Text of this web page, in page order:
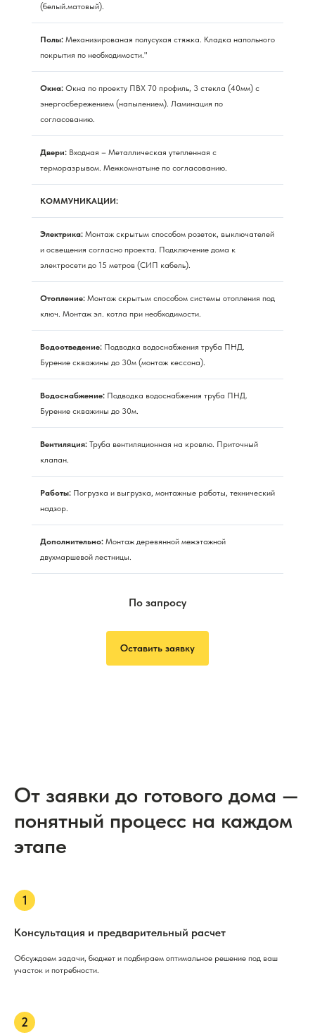
(белый.матовый).
Полы: Механизированая полусухая стяжка. Кладка напольного
покрытия по необходимости."
Окна: Окна по проекту ПВХ 70 профиль, 3 стекла (40мм) с
энергосбережением (напылением). Ламинация по
согласованию.
Двери: Входная – Металлическая утепленная с
терморазрывом. Межкомнатыне по согласованию.
КОММУНИКАЦИИ:
Электрика: Монтаж скрытым способом розеток, выключателей
и освещения согласно проекта. Подключение дома к
электросети до 15 метров (СИП кабель).
Отопление: Монтаж скрытым способом системы отопления под
ключ. Монтаж эл. котла при необходимости.
Водоотведение: Подводка водоснабжения труба ПНД.
Бурение скважины до 30м (монтаж кессона).
Водоснабжение: Подводка водоснабжения труба ПНД.
Бурение скважины до 30м.
Вентиляция: Труба вентиляционная на кровлю. Приточный
клапан.
Работы: Погрузка и выгрузка, монтажные работы, технический
надзор.
Дополнительно: Монтаж деревянной межэтажной
двухмаршевой лестницы.
По запросу
Оставить заявку
От заявки до готового дома —
понятный процесс на каждом
этапе
Консультация и предварительный расчет
Обсуждаем задачи, бюджет и подбираем оптимальное решение под ваш
участок и потребности.